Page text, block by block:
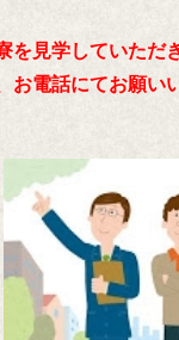
見学していただ
電話にてお願い